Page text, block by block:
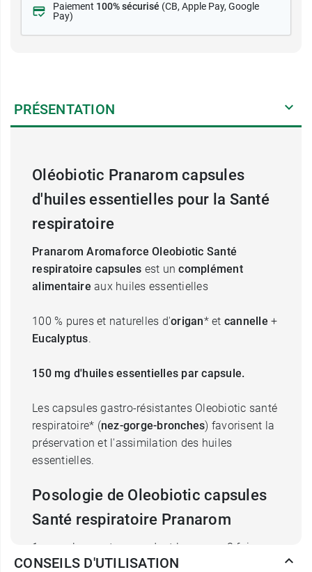
Paiement 100% sécurisé (CB, Apple Pay, Google
Pay)
PRÉSENTATION
Oléobiotic Pranarom capsules
d'huiles essentielles pour la Santé
respiratoire
Pranarom Aromaforce Oleobiotic Santé
respiratoire capsules est uncomplément
alimentaire aux huiles essentielles
100 % pures et naturelles d'origan* et cannelle +
Eucalyptus.
150 mg d'huiles essentielles par capsule.
Les capsules gastro-résistantes Oleobiotic santé
respiratoire* (nez-gorge-bronches) favorisent la
préservation et l'assimilation des huiles
essentielles.
Posologie de Oleobiotic capsules
Santé respiratoire Pranarom
1 capsule avant ou pendant les repas, 3 fois par
jour durant 5 jours. Terminer la boîte.
CONSEILS D'UTILISATION